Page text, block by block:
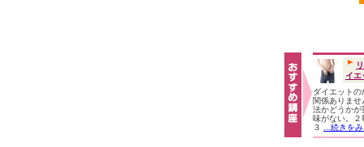
イ
ダイエット
関係ありま
法かどうかが
味がない。２
３
...続きを